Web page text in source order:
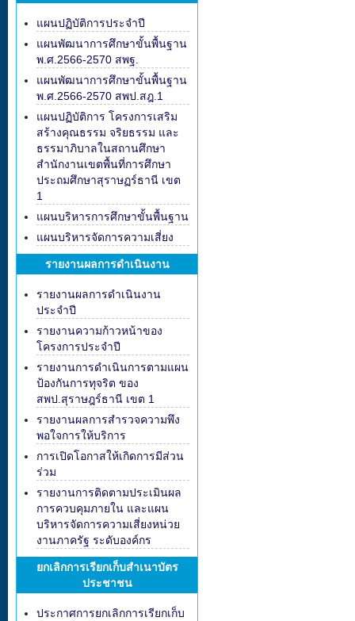
แผนปฏิบัติการประจำปี
แผนพัฒนาการศึกษาขั้นพื้นฐาน
พ.ศ.2566-2570 สพฐ.
แผนพัฒนาการศึกษาขั้นพื้นฐาน
พ.ศ.2566-2570 สพป.สฎ.1
แผนปฏิบัติการ โครงการเสริม
สร้างคุณธรรม จริยธรรม และ
ธรรมาภิบาลในสถานศึกษา
สำนักงานเขตพื้นที่การศึกษา
ประถมศึกษาสุราษฏร์ธานี เขต
1
แผนบริหารการศึกษาขั้นพื้นฐาน
แผนบริหารจัดการความเสี่ยง
รายงานผลการดำเนินงาน
รายงานผลการดำเนินงาน
ประจำปี
รายงานความก้าวหน้าของ
โครงการประจำปี
รายงานการดำเนินการตามแผน
ป้องกันการทุจริต ของ
สพป.สุราษฎร์ธานี เขต 1
รายงานผลการสำรวจความพึง
พอใจการให้บริการ
การเปิดโอกาสให้เกิดการมีส่วน
ร่วม
รายงานการติดตามประเมินผล
การควบคุมภายใน และแผน
บริหารจัดการความเสี่ยงหน่วย
งานภาครัฐ ระดับองค์กร
ยกเลิกการเรียกเก็บสำเนาบัตร
ประชาชน
ประกาศการยกเลิกการเรียกเก็บ